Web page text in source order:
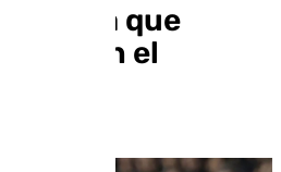
persona que
láser en el